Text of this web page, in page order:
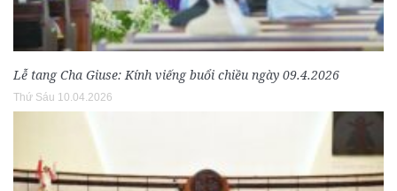
Lễ tang Cha Giuse: Kính viếng buổi chiều ngày 09.4.2026
Thứ Sáu 10.04.2026